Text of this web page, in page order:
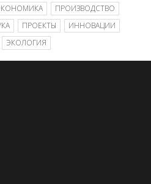
ПРОИЗВОДСТВО
ПРОЕКТЫ
ИННОВАЦИИ
ЭКОЛОГИЯ